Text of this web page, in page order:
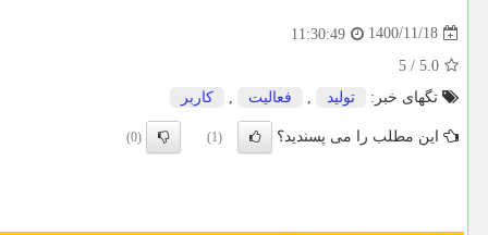
1400/11/18
11:30:49
5.0
/
5
تگهای خبر:
تولید فعالیت كاربر
این مطلب را می پسندید؟ (1)
(0)